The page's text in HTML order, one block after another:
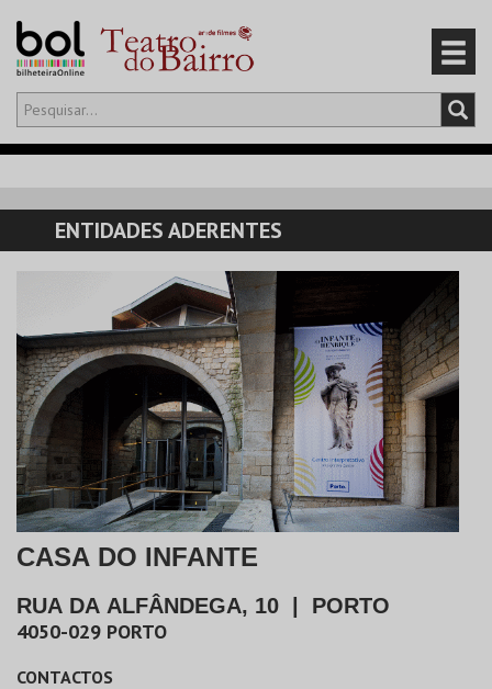
Olá,iniciar sessão
CARRINHO
EVENTOS
PRODUTOS
ENTIDADES ADERENTES
CASA DO INFANTE
RUA DA ALFÂNDEGA, 10 | PORTO
4050-029 PORTO
CONTACTOS